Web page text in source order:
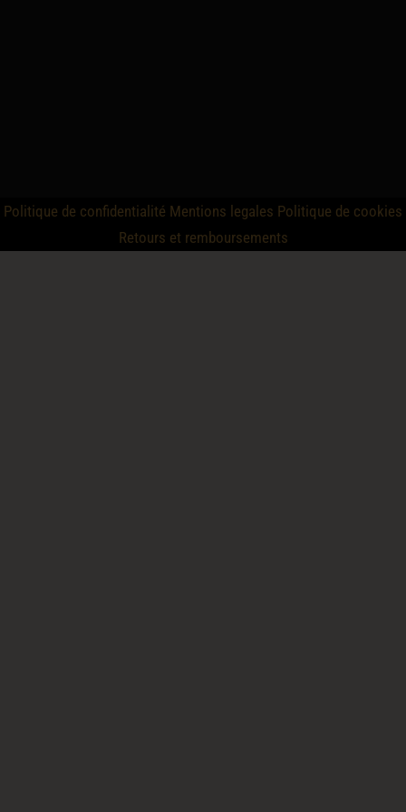
Politique de confidentialité Mentions legales Politique de cookies
Retours et remboursements